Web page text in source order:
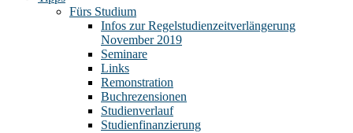
Fürs Studium
Infos zur Regelstudienzeitverlängerung
November 2019
Seminare
Links
Remonstration
Buchrezensionen
Studienverlauf
Studienfinanzierung